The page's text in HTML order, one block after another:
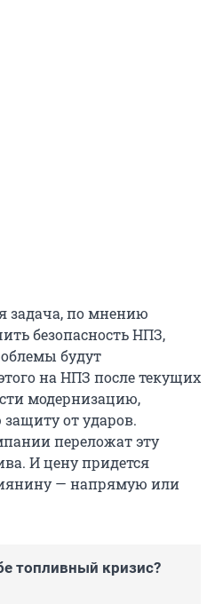
задача, по мнению
безопасность НПЗ,
будут
на НПЗ после текущих
модернизацию,
от ударов.
переложат эту
И цену придется
— напрямую или
топливный кризис?